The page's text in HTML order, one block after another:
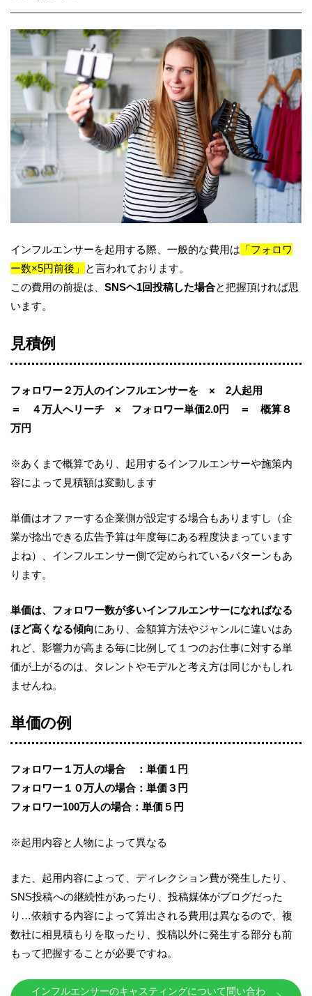
インフルエンサーを起用する際、一般的な費用は 「フォロワ
ー数×5円前後」
と言われております。
この費用の前提は、 SNSヘ1回投稿した場合と把握頂ければ思
います。
見積例
フォロワー２万人のインフルエンサーを × 2人起用
＝ ４万人へリーチ × フォロワー単価2.0円 ＝ 概算８
万円
※あくまで概算であり、起用するインフルエンサーや施策内
容によって見積額は変動します
単価はオファーする企業側が設定する場合もありますし（企
業が捻出できる広告予算は年度毎にある程度決まっています
よね）、インフルエンサー側で定められているパターンもあ
ります。
単価は、フォロワー数が多いインフルエンサーになればなる
ほど高くなる傾向にあり、金額算方法やジャンルに違いはあ
れど、影響力が高まる毎に比例して１つのお仕事に対する単
価が上がるのは、タレントやモデルと考え方は同じかもしれ
ませんね。
単価の例
フォロワー１万人の場合 ：単価１円
フォロワー１０万人の場合：単価３円
フォロワー100万人の場合：単価５円
※起用内容と人物によって異なる
また、起用内容によって、ディレクション費が発生したり、
SNS投稿への継続性があったり、投稿媒体がブログだった
り…依頼する内容によって算出される費用は異なるので、複
数社に相見積もりを取ったり、投稿以外に発生する部分も前
もって把握することが必要ですね。
インフルエンサーのキャスティングについて問い合わ